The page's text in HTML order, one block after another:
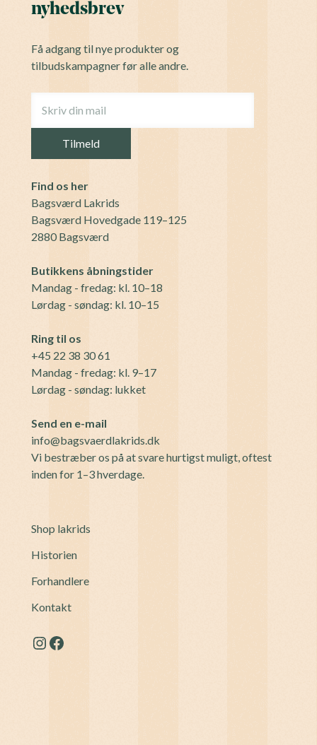
nyhedsbrev
Få adgang til nye produkter og
tilbudskampagner før alle andre.
Find os her
Bagsværd Lakrids
Bagsværd Hovedgade 119–125
2880 Bagsværd
Butikkens åbningstider
Mandag - fredag: kl. 10–18
Lørdag - søndag: kl. 10–15
Ring til os
+45 22 38 30 61
Mandag - fredag: kl. 9–17
Lørdag - søndag: lukket
Send en e-mail
info@bagsvaerdlakrids.dk
Vi bestræber os på at svare hurtigst muligt, oftest
inden for 1–3 hverdage.
Shop lakrids
Historien
Forhandlere
Kontakt
Instagram
Facebook